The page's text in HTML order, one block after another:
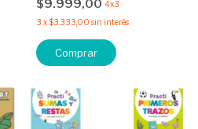
$9.999,00 4x3
3 x$3.333,00 sin interés
Comprar